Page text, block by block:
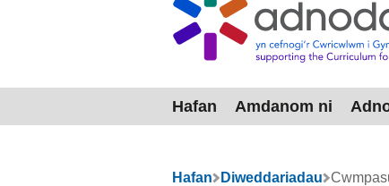
Hafan Amdanom ni
Hafan
Diweddariadau